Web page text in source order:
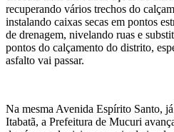
recuperando vários trechos do
instalando caixas secas em pontos
de drenagem, nivelando ruas e
pontos do calçamento do distrito,
asfalto vai passar.
Na mesma Avenida Espírito Santo,
Itabatã, a Prefeitura de Mucuri